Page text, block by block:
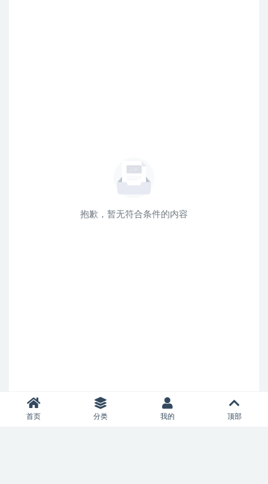
抱歉，暂无符合条件的内容
首页 分类 我的 顶部